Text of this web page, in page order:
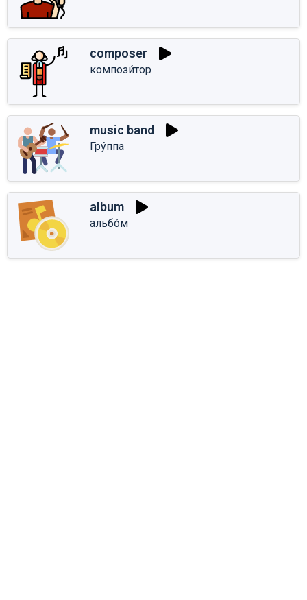
composer
компози́тор
music band
Гру́ппа
album
альбо́м